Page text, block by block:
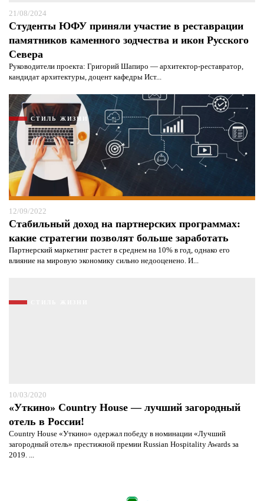
21/08/2024
Студенты ЮФУ приняли участие в реставрации
памятников каменного зодчества и икон Русского
Севера
Руководители проекта: Григорий Шапиро — архитектор-реставратор,
кандидат архитектуры, доцент кафедры Ист...
СТИЛЬ ЖИЗНИ
12/09/2022
Стабильный доход на партнерских программах:
какие стратегии позволят больше заработать
Партнерский маркетинг растет в среднем на 10% в год, однако его
влияние на мировую экономику сильно недооценено. И...
10/03/2020
«Уткино» Country House — лучший загородный
отель в России!
Country House «Уткино» одержал победу в номинации «Лучший
загородный отель» престижной премии Russian Hospitality Awards за
2019. ...
защиты информации*